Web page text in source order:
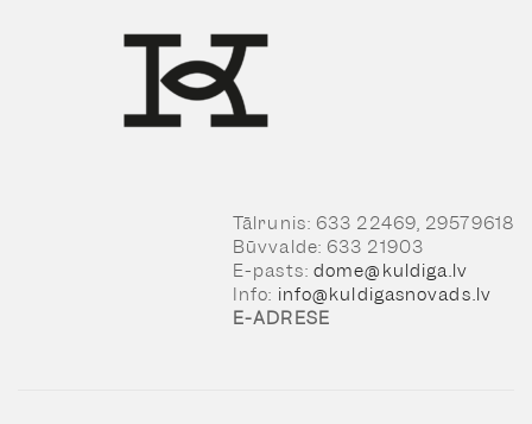
Tālrunis: 633 22469, 29579618
Būvvalde: 633 21903
E-pasts: dome@kuldiga.lv
Info: info@kuldigasnovads.lv
E-ADRESE